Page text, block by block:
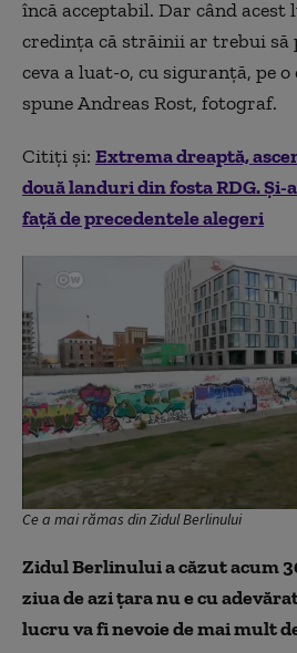
încă acceptabil. Dar când
credinţa că străinii ar trebui să
ceva a luat-o, cu siguranţă, pe o
spuneAndreas Rost, fotograf.
Citiți și: Extrema dreaptă,
două landuri din fosta RDG.
față de precedentele alegeri
Ce a mai rămas din Zidul Berlinului
Zidul Berlinului a căzut acum
ziua de azi ţara nu e cu
lucru va fi nevoie de mai mult